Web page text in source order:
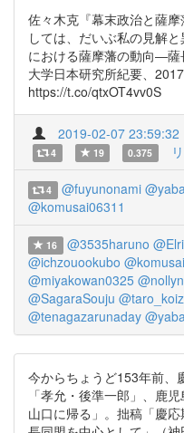
佐々木克『幕末政治と薩
しては、だいぶ私の見解
における薩摩藩の動向―
大学日本研究所紀要、
https://t.co/qtxOT4vv0S
2019-02-07 23:59:32
4 19 0.375
4 @fuyunonami
@komusai06311
16 @3535haruno
@ichzouookubo
@miyakowan0325
@SagaraSouju
@tenagazarunaday
今からちょうど153年前、
「孝允・後準一郎」、鹿
山口に帰る」。拙稿「慶